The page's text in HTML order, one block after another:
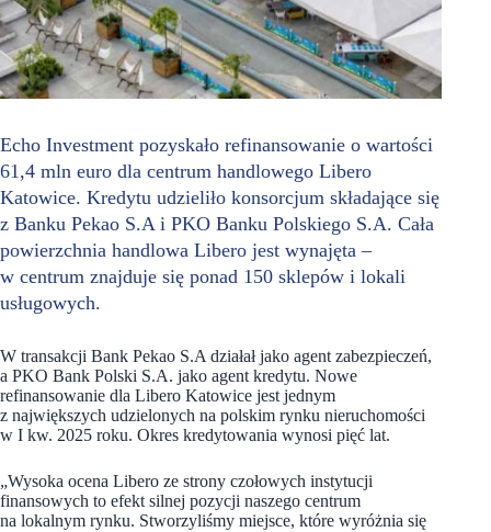
Echo Investment pozyskało refinansowanie o wartości
61,4 mln euro dla centrum handlowego Libero
Katowice. Kredytu udzieliło konsorcjum składające się
z Banku Pekao S.A i PKO Banku Polskiego S.A. Cała
powierzchnia handlowa Libero jest wynajęta –
w centrum znajduje się ponad 150 sklepów i lokali
usługowych.
W transakcji Bank Pekao S.A działał jako agent zabezpieczeń,
a PKO Bank Polski S.A. jako agent kredytu. Nowe
refinansowanie dla Libero Katowice jest jednym
z największych udzielonych na polskim rynku nieruchomości
w I kw. 2025 roku. Okres kredytowania wynosi pięć lat.
„Wysoka ocena Libero ze strony czołowych instytucji
finansowych to efekt silnej pozycji naszego centrum
na lokalnym rynku. Stworzyliśmy miejsce, które wyróżnia się